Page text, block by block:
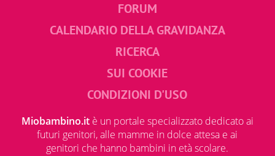
FORUM
CALENDARIO DELLA GRAVIDANZA
RICERCA
SUI COOKIE
CONDIZIONI D'USO
Miobambino.itè un portale specializzato dedicato ai
futuri genitori, alle mamme in dolce attesa e ai
genitori che hanno bambini in età scolare.